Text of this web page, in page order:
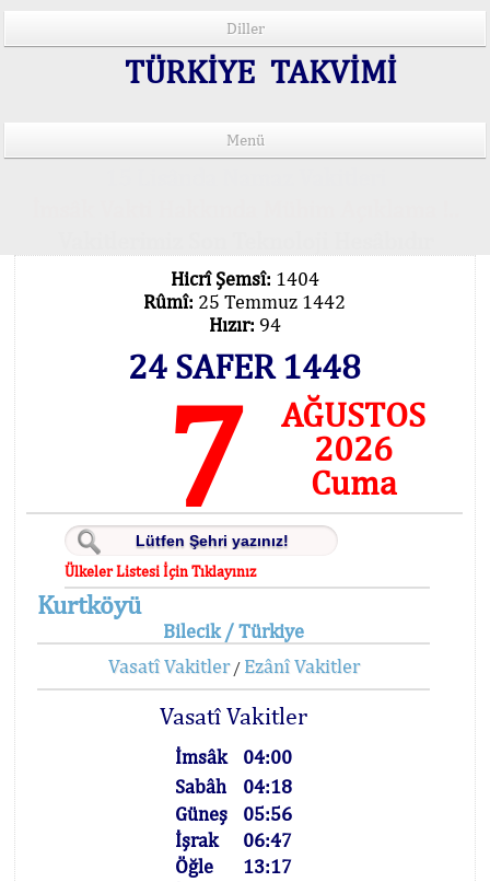
Diller
TÜRKİYE TAKVİMİ
Menü
Hicrî Şemsî: 1404
Rûmî: 25 Temmuz 1442
Hızır: 94
24 SAFER 1448
7
AĞUSTOS
2026
Cuma
Ülkeler Listesi İçin Tıklayınız
Kurtköyü
Bilecik / Türkiye
Vasatî Vakitler/ Ezânî Vakitler
Vasatî Vakitler
İmsâk
04:00
Sabâh
04:18
Güneş
05:56
İşrak
06:47
Öğle
13:17